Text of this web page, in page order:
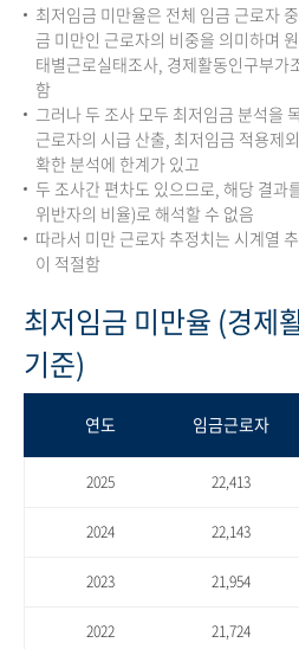
최저임금 미만율은 전체 임금 근로자
금 미만인 근로자의 비중을 의미하며
태별근로실태조사, 경제활동인구부가
함
그러나 두 조사 모두 최저임금 분석을
근로자의 시급 산출, 최저임금 적용제
확한 분석에 한계가 있고
두 조사간 편차도 있으므로, 해당 결과
위반자의 비율)로 해석할 수 없음
따라서 미만 근로자 추정치는 시계열
이 적절함
최저임금 미만율 (경제
기준)
연도 임금근로자
2025 22,413
2024 22,143
2023 21,954
2022 21,724